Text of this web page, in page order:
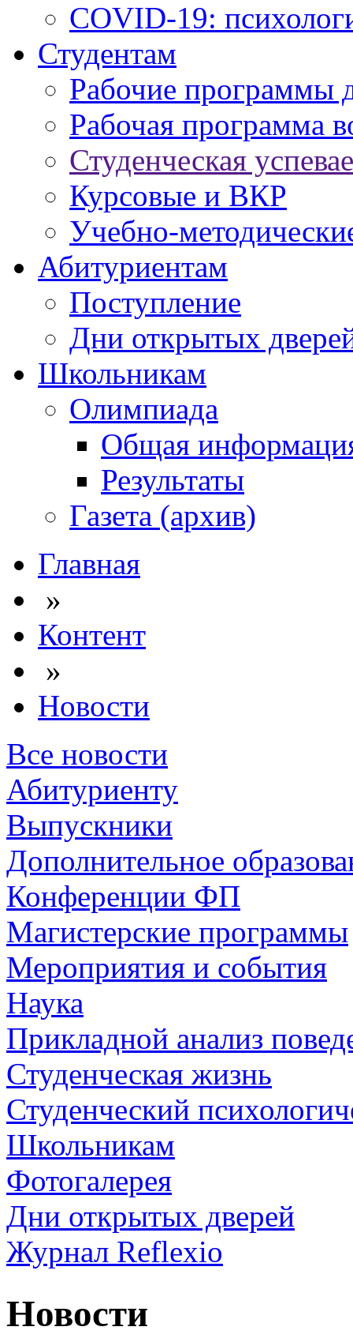
COVID-19:
Студентам
Рабочие программы
Рабочая программа
Студенческая
Курсовые и ВКР
Учебно-
Абитуриентам
Поступление
Дни открытых
Школьникам
Олимпиада
Общая
Результаты
Газета (архив)
Главная
»
Контент
»
Новости
Все новости
Абитуриенту
Выпускники
Дополнительное
Конференции ФП
Магистерские программы
Мероприятия и события
Наука
Прикладной анализ
Студенческая жизнь
Студенческий
Школьникам
Фотогалерея
Дни открытых дверей
Журнал Reflexio
Новости